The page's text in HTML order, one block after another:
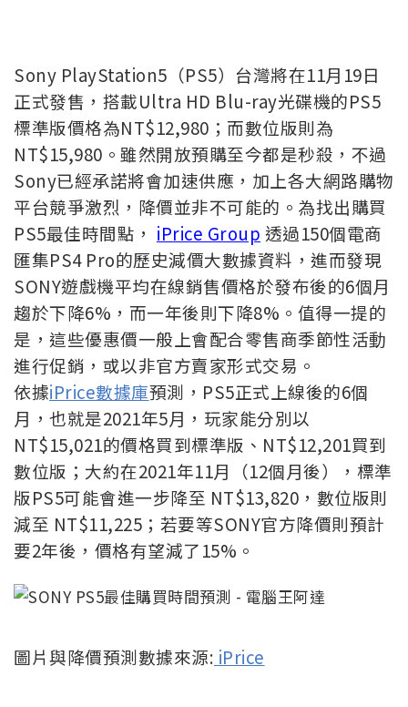
Sony PlayStation5（PS5）台灣將在11月19日
正式發售，搭載Ultra HD Blu-ray光碟機的PS5
標準版價格為NT$12,980；而數位版則為
NT$15,980。雖然開放預購至今都是秒殺，不過
Sony已經承諾將會加速供應，加上各大網路購物
平台競爭激烈，降價並非不可能的。 為找出購買
PS5最佳時間點， iPrice Group 透過150個電商
匯集PS4 Pro的歷史減價大數據資料，進而發現
SONY遊戲機平均在線銷售價格於發布後的6個月
趨於下降6%，而一年後則下降8%。值得一提的
是，這些優惠價一般上會配合零售商季節性活動
進行促銷，或以非官方賣家形式交易。
依據iPrice數據庫預測，PS5正式上線後的6個
月，也就是2021年5月，玩家能分別以
NT$15,021的價格買到標準版、NT$12,201買到
數位版；大約在2021年11月（12個月後），標準
版PS5可能會進一步降至 NT$13,820，數位版則
減至 NT$11,225；若要等SONY官方降價則預計
要2年後，價格有望減了15%。
圖片與降價預測數據來源: iPrice